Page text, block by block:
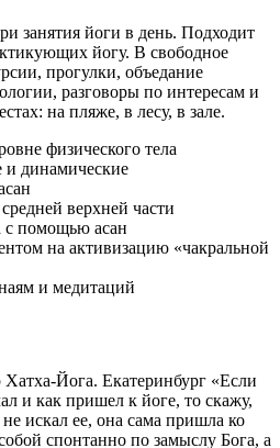
занятия йоги в день. Подходит
йогу. В свободное
прогулки, объедание
разговоры по интересам и
на пляже, в лесу, в зале.
физического тела
и динамические
верхней части
с помощью асан
на активизацию «чакральной
и медитаций
Йога. Екатеринбург «Если
и как пришел к йоге, то скажу,
искал ее, она сама пришла ко
спонтанно по замыслу Бога, а